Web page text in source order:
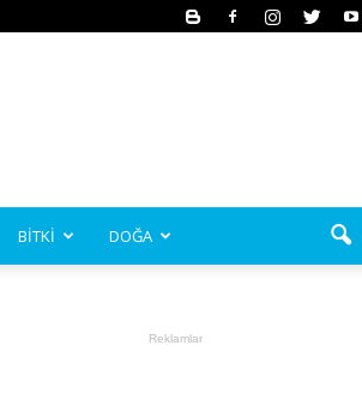
BİTKİ DOĞA
Reklamlar